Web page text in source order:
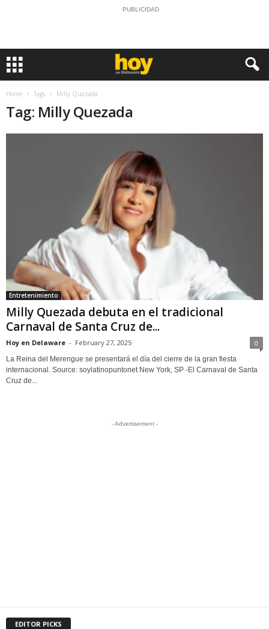
PUBLICIDAD
Home Tags Milly Quezada
Tag: Milly Quezada
Entretenimiento
Milly Quezada debuta en el tradicional
Carnaval de Santa Cruz de...
Hoy en Delaware - February 27, 2025 0
La Reina del Merengue se presentará el día del cierre de la gran fiesta
internacional. Source: soylatinopuntonet New York, SP -El Carnaval de Santa
Cruz de...
- Advertisement -
EDITOR PICKS